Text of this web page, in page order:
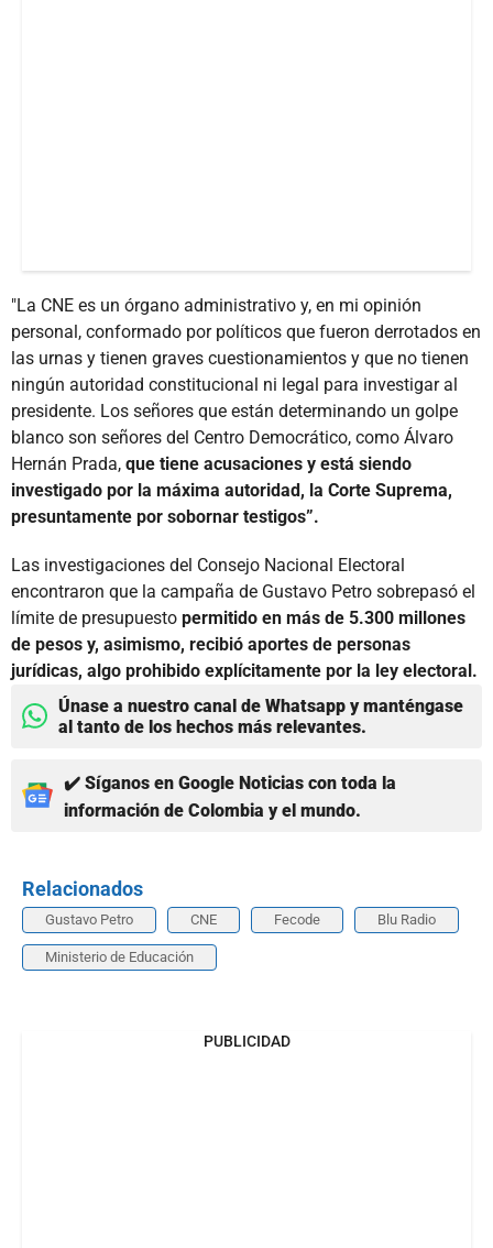
"La CNE es un órgano administrativo y, en mi opinión
personal, conformado por políticos que fueron derrotados en
las urnas y tienen graves cuestionamientos y que no tienen
ningún autoridad constitucional ni legal para investigar al
presidente. Los señores que están determinando un golpe
blanco son señores del Centro Democrático, como Álvaro
Hernán Prada, que tiene acusaciones y está siendo
investigado por la máxima autoridad, la Corte Suprema,
presuntamente por sobornar testigos”.
Las investigaciones del Consejo Nacional Electoral
encontraron que la campaña de Gustavo Petro sobrepasó el
límite de presupuesto permitido en más de 5.300 millones
de pesos y, asimismo, recibió aportes de personas
jurídicas, algo prohibido explícitamente por la ley electoral.
Únase a nuestro canal de Whatsapp y manténgase
al tanto de los hechos más relevantes.
✔️ Síganos en Google Noticias con toda la
información de Colombia y el mundo.
Relacionados
Gustavo Petro CNE Fecode Blu Radio
Ministerio de Educación
PUBLICIDAD